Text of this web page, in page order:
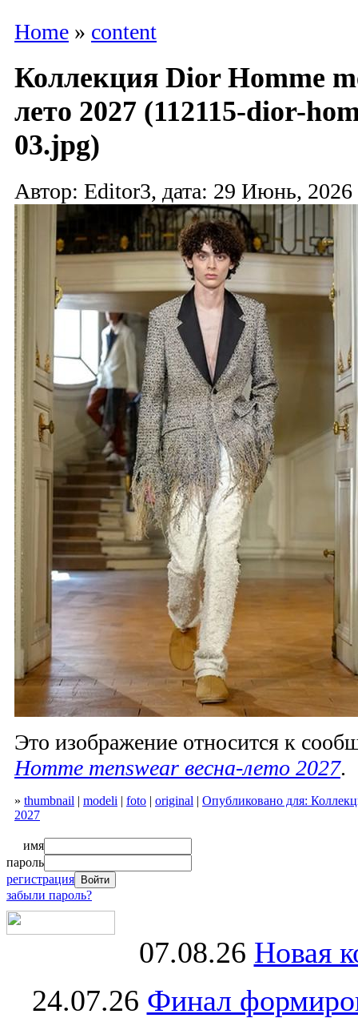
Home » content
Коллекция Dior Homme
лето 2027 (112115-dior-
03.jpg)
Автор: Editor3, дата: 29 Июнь, 2026
Это изображение относится к
Homme menswear весна-лето 2027.
» thumbnail | modeli | foto | original | Опубликовано для:
2027
имя
пароль
регистрация
забыли пароль?
07.08.26 Новая
24.07.26 Финал